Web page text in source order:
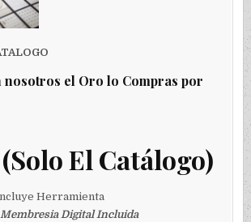
nosotros el Oro lo Compras por
El Catálogo)
Herramienta
Membresia Digital Incluida